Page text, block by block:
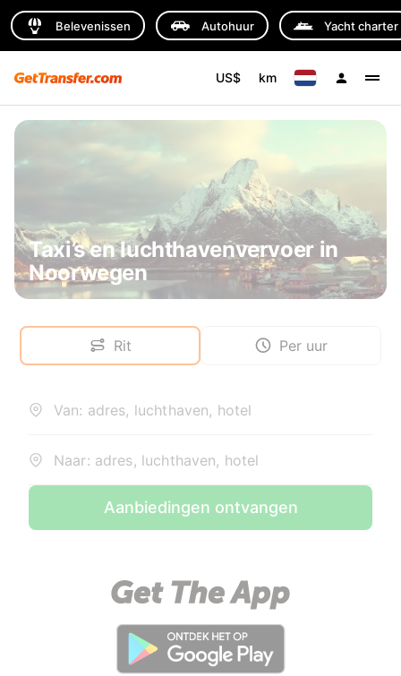
Belevenissen Autohuur Yacht charter
US$ km
Taxi’s en luchthavenvervoer in
Noorwegen
Rit Per uur
Van: adres, luchthaven, hotel
Naar: adres, luchthaven, hotel
Aanbiedingen ontvangen